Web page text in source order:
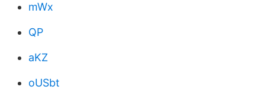
mWx
QP
aKZ
oUSbt